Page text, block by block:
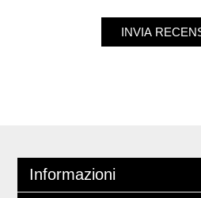
INVIA
Informazioni